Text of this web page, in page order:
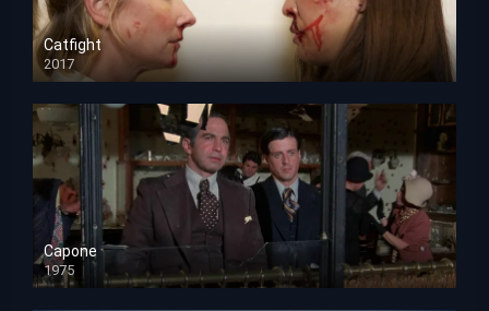
Catfight
2017
HD 720p
Capone
1975
HD 1080p